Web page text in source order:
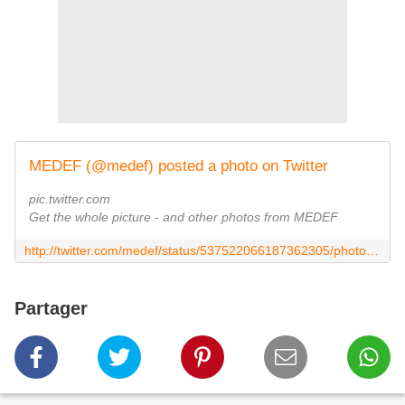
MEDEF (@medef) posted a photo on Twitter
pic.twitter.com
Get the whole picture - and other photos from MEDEF
Partager